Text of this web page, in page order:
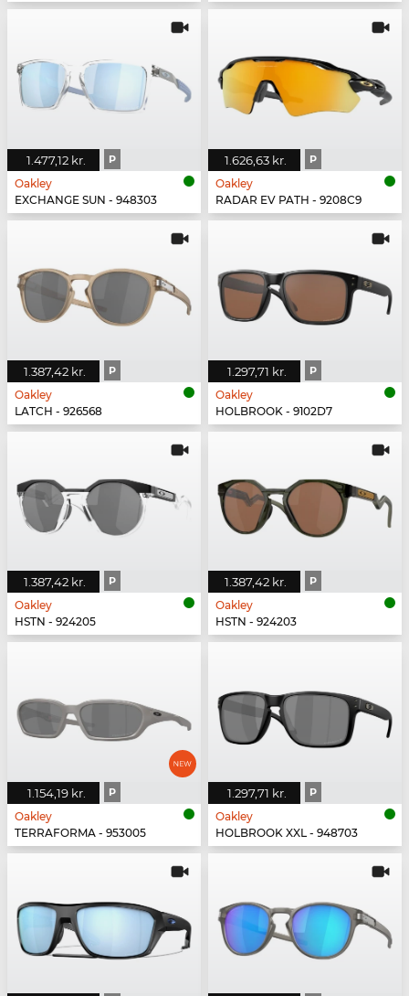
1.477,12 kr. P
Oakley
EXCHANGE SUN - 948303
1.626,63 kr. P
Oakley
RADAR EV PATH - 9208C9
1.387,42 kr. P
Oakley
LATCH - 926568
1.297,71 kr. P
Oakley
HOLBROOK - 9102D7
1.387,42 kr. P
Oakley
HSTN - 924205
1.387,42 kr. P
Oakley
HSTN - 924203
1.154,19 kr. P
Oakley
TERRAFORMA - 953005
1.297,71 kr. P
Oakley
HOLBROOK XXL - 948703